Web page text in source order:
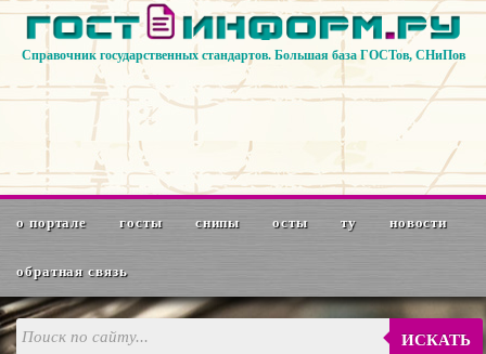
Справочник государственных стандартов. Большая база ГОСТов, СНиПов
о портале госты снипы осты ту новости
обратная связь
ИСКАТЬ